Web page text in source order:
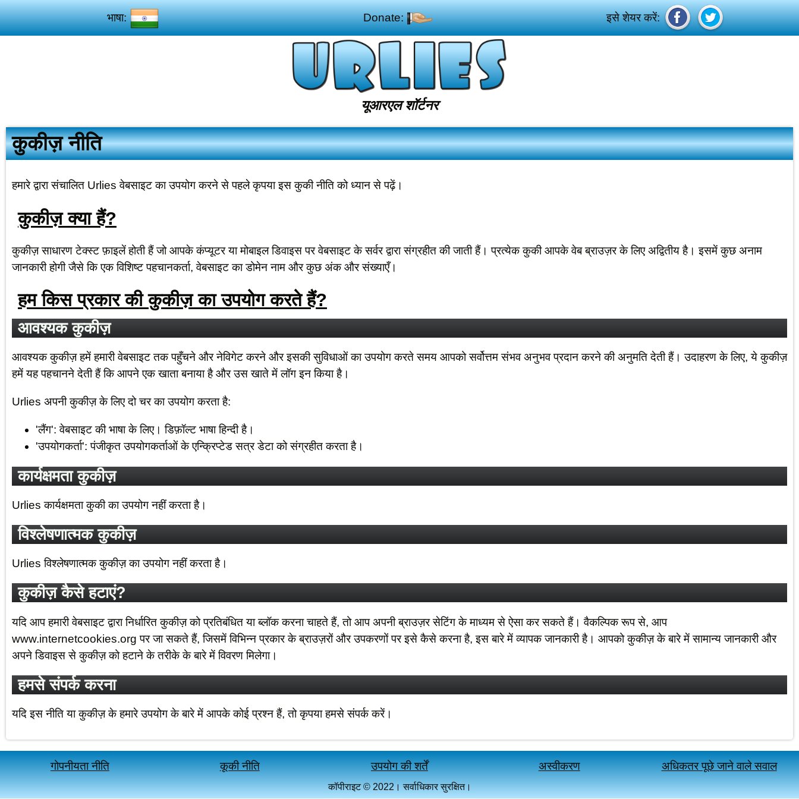
भाषा: Donate: इसे शेयर करें:
यूआरएल शॉर्टनर
कुकीज़ नीति
हमारे द्वारा संचालित Urlies वेबसाइट का उपयोग करने से पहले कृपया इस कुकी नीति को ध्यान से पढ़ें।
कुकीज़ क्या हैं?
कुकीज़ साधारण टेक्स्ट फ़ाइलें होती हैं जो आपके कंप्यूटर या मोबाइल डिवाइस पर वेबसाइट के सर्वर द्वारा संग्रहीत की जाती हैं। प्रत्येक कुकी आपके वेब ब्राउज़र के लिए अद्वितीय है। इसमें कुछ अनाम
जानकारी होगी जैसे कि एक विशिष्ट पहचानकर्ता, वेबसाइट का डोमेन नाम और कुछ अंक और संख्याएँ।
हम किस प्रकार की कुकीज़ का उपयोग करते हैं?
आवश्यक कुकीज़
आवश्यक कुकीज़ हमें हमारी वेबसाइट तक पहुँचने और नेविगेट करने और इसकी सुविधाओं का उपयोग करते समय आपको सर्वोत्तम संभव अनुभव प्रदान करने की अनुमति देती हैं। उदाहरण के लिए, ये कुकीज़
हमें यह पहचानने देती हैं कि आपने एक खाता बनाया है और उस खाते में लॉग इन किया है।
Urlies अपनी कुकीज़ के लिए दो चर का उपयोग करता है:
'लैंग': वेबसाइट की भाषा के लिए। डिफ़ॉल्ट भाषा हिन्दी है।
'उपयोगकर्ता': पंजीकृत उपयोगकर्ताओं के एन्क्रिप्टेड सत्र डेटा को संग्रहीत करता है।
कार्यक्षमता कुकीज़
Urlies कार्यक्षमता कुकी का उपयोग नहीं करता है।
विश्लेषणात्मक कुकीज़
Urlies विश्लेषणात्मक कुकीज़ का उपयोग नहीं करता है।
कुकीज़ कैसे हटाएं?
यदि आप हमारी वेबसाइट द्वारा निर्धारित कुकीज़ को प्रतिबंधित या ब्लॉक करना चाहते हैं, तो आप अपनी ब्राउज़र सेटिंग के माध्यम से ऐसा कर सकते हैं। वैकल्पिक रूप से, आप
www.internetcookies.org पर जा सकते हैं, जिसमें विभिन्न प्रकार के ब्राउज़रों और उपकरणों पर इसे कैसे करना है, इस बारे में व्यापक जानकारी है। आपको कुकीज़ के बारे में सामान्य जानकारी और
अपने डिवाइस से कुकीज़ को हटाने के तरीके के बारे में विवरण मिलेगा।
हमसे संपर्क करना
यदि इस नीति या कुकीज़ के हमारे उपयोग के बारे में आपके कोई प्रश्न हैं, तो कृपया हमसे संपर्क करें।
गोपनीयता नीति कूकी नीति उपयोग की शर्तें अस्वीकरण अधिकतर पूछे जाने वाले सवाल
कॉपीराइट © 2022। सर्वाधिकार सुरक्षित।